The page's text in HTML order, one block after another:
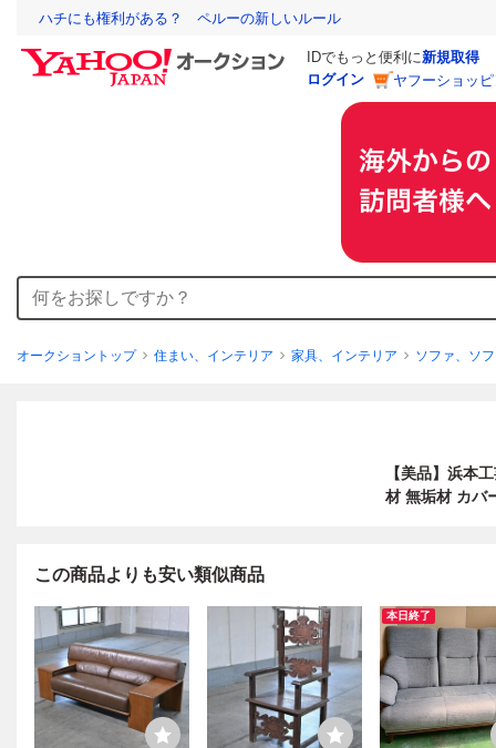
ハチにも権利がある？ ペルーの新しいルール
IDでもっと便利に新規取得
ログイン
ヤフーショッ
オークショントップ 住まい、インテリア 家具、インテリア ソファ、ソ
【美品】浜本
材 無垢材 カバ
この商品よりも安い類似商品
本日終了